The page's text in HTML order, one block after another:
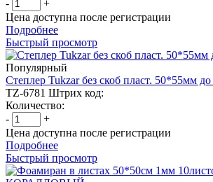
-
+
Цена доступна после регистрации
Подробнее
Быстрый просмотр
Популярный
Степлер Tukzar без скоб пласт. 50*55мм до
TZ-6781 Штрих код:
Количество:
-
+
Цена доступна после регистрации
Подробнее
Быстрый просмотр